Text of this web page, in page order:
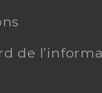
de